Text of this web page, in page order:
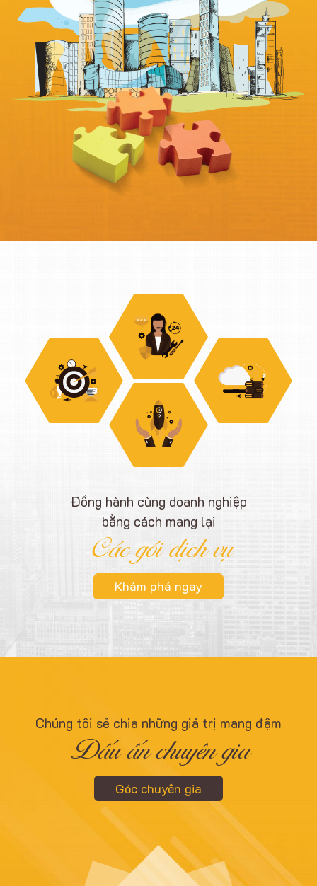
Đồng hành cùng doanh nghiệp
bằng cách mang lại
Các gói dịch vụ
Khám phá ngay
Chúng tôi sẻ chia những giá trị mang đậm
Dấu ấn chuyên gia
Góc chuyên gia